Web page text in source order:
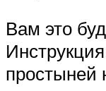
Вам это
простыней